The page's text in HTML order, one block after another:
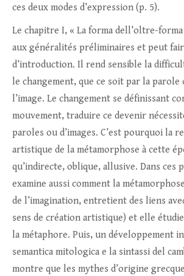
ces deux modes d’expression (p. 5).
Le chapitre I, « La forma dell’oltre-
aux généralités préliminaires et peut
d’introduction. Il rend sensible la
le changement, que ce soit par la parole
l’image. Le changement se définissant
mouvement, traduire ce devenir
paroles ou d’images. C’est pourquoi la
artistique de la métamorphose à cette
qu’indirecte, oblique, allusive. Dans ces
examine aussi comment la
de l’imagination, entretient des liens
sens de création artistique) et elle
la métaphore. Puis, un développement
semantica mitologica e la sintassi del
montre que les mythes d’origine